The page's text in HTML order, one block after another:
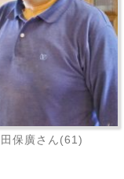
保廣さん(61)